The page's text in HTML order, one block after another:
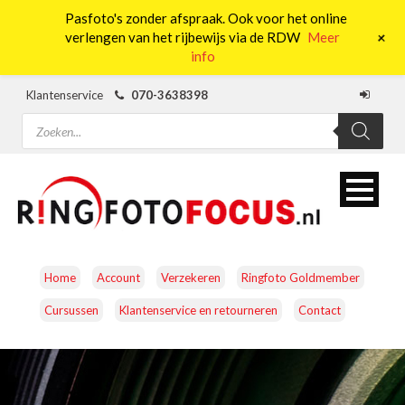
Klantenservice
070-3638398
Producten
zoeken
Home Account Verzekeren Ringfoto Goldmember
Cursussen Klantenservice en retourneren Contact
CAMERA’S OBJECTIEVEN ACCESSOIRES
Pasfoto's zonder afspraak. Ook voor het online
verlengen van het rijbewijs via de RDW Meer
info
+